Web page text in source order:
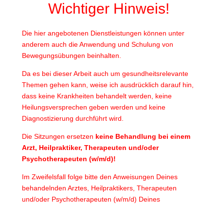
Wichtiger Hinweis!
Die hier angebotenen Dienstleistungen können unter
anderem auch die Anwendung und Schulung von
Bewegungsübungen beinhalten.
Da es bei dieser Arbeit auch um gesundheitsrelevante
Themen gehen kann, weise ich ausdrücklich darauf hin,
dass keine Krankheiten behandelt werden, keine
Heilungsversprechen geben werden und keine
Diagnostizierung durchführt wird.
Die Sitzungen ersetzen keine Behandlung bei einem
Arzt, Heilpraktiker, Therapeuten und/oder
Psychotherapeuten (w/m/d)!
Im Zweifelsfall folge bitte den Anweisungen Deines
behandelnden Arztes, Heilpraktikers, Therapeuten
und/oder Psychotherapeuten (w/m/d) Deines